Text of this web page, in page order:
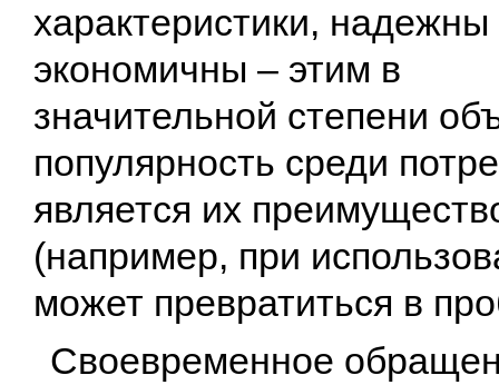
характеристики, надежны
экономичны – этим в
значительной степени
популярность среди
является их
(например, при
может превратиться в
Своевременное